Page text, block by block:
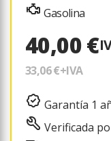
Gasolina
40,00 €
33,06 €+IVA
Garantía 1
Verificada